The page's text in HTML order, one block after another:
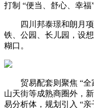
打制 “便当、舒心、幸福
四川邦泰璟和朗月项
铁、公园、长儿园，设
糊口。
贸易配套则聚焦 “全
山天街等成熟商圈外，
易分析体，规划引入 “